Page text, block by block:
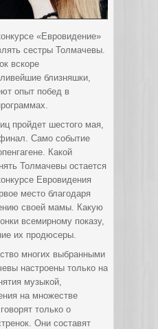
«Евровидение»
сестры Толмачевы.
вскоре
близняшки,
опыт побед в
пройдет шестого мая,
Само событие
Какой
Толмачевы остается
Евровидения
место благодаря
своей мамы. Какую
всемирному показу,
их продюсеры.
многих выбранными
настроены только на
музыкой,
на множестве
только о
Они составят